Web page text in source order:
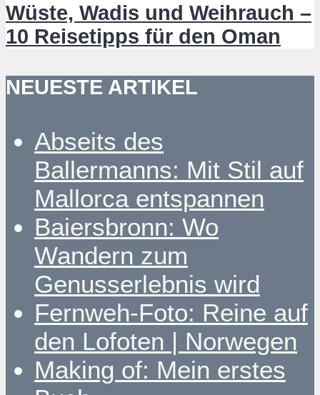
Wüste, Wadis und Weihrauch –
10 Reisetipps für den Oman
NEUESTE ARTIKEL
Abseits des
Ballermanns: Mit Stil auf
Mallorca entspannen
Baiersbronn: Wo
Wandern zum
Genusserlebnis wird
Fernweh-Foto: Reine auf
den Lofoten | Norwegen
Making of: Mein erstes